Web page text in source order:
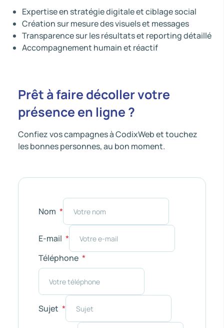
Expertise en stratégie digitale et ciblage social
Création sur mesure des visuels et messages
Transparence sur les résultats et reporting détaillé
Accompagnement humain et réactif
Prêt à faire décoller votre
présence en ligne ?
Confiez vos campagnes à CodixWeb et touchez
les bonnes personnes, au bon moment.
Nom
E-mail
Téléphone
Sujet